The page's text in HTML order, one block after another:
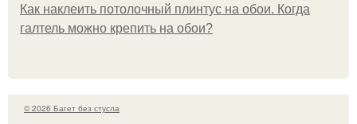
Как наклеить потолочный плинтус на обои. Когда
галтель можно крепить на обои?
© 2026 Багет без стусла